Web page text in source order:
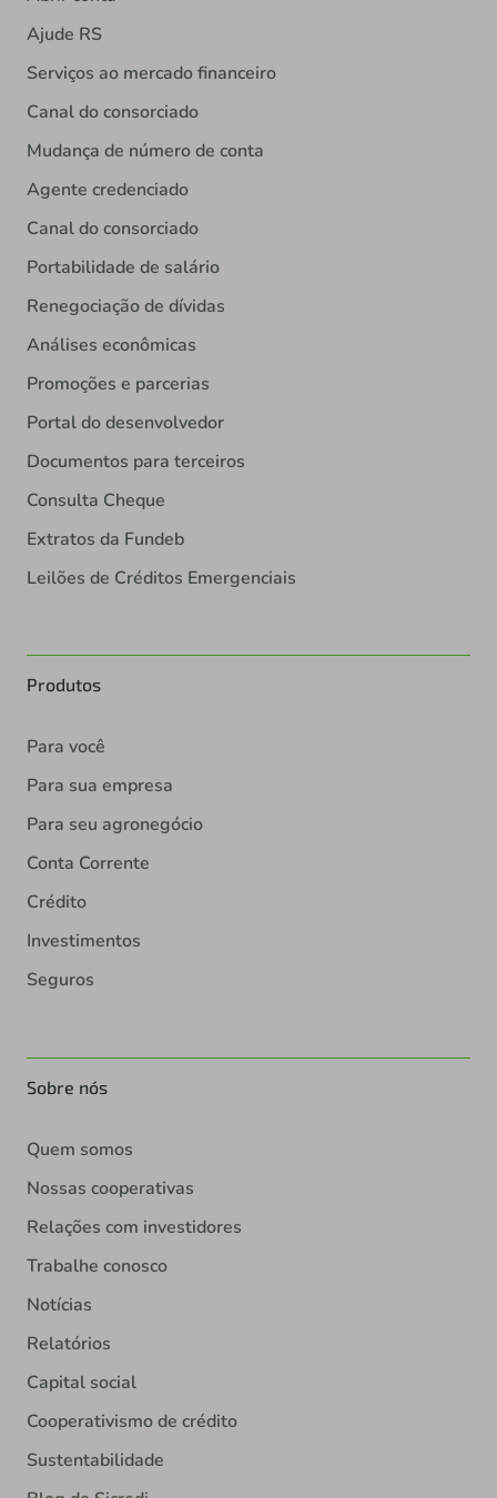
Ajude RS
Serviços ao mercado financeiro
Canal do consorciado
Mudança de número de conta
Agente credenciado
Canal do consorciado
Portabilidade de salário
Renegociação de dívidas
Análises econômicas
Promoções e parcerias
Portal do desenvolvedor
Documentos para terceiros
Consulta Cheque
Extratos da Fundeb
Leilões de Créditos Emergenciais
Produtos
Para você
Para sua empresa
Para seu agronegócio
Conta Corrente
Crédito
Investimentos
Seguros
Sobre nós
Quem somos
Nossas cooperativas
Relações com investidores
Trabalhe conosco
Notícias
Relatórios
Capital social
Cooperativismo de crédito
Sustentabilidade